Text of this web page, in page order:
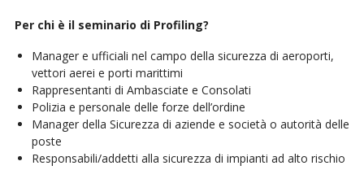
Per chi è il seminario di Profiling?
Manager e ufficiali nel campo della sicurezza di aeroporti,
vettori aerei e porti marittimi
Rappresentanti di Ambasciate e Consolati
Polizia e personale delle forze dell’ordine
Manager della Sicurezza di aziende e società o autorità delle
poste
Responsabili/addetti alla sicurezza di impianti ad alto rischio